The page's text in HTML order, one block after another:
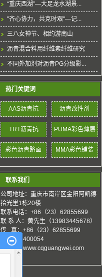
“重庆西湖”—大足龙水湖景...
"齐心协力，共克时艰"—记...
三八女神节、相约游南山
沥青混合料用纤维素纤维研究
不同外加剂对沥青PG分级影...
热门关键词
AAS沥青抗 沥青改性剂
TRT沥青抗 PUMA彩色薄层
彩色沥青路面 MMA彩色铺装
联系我们
公司地址：重庆市南岸区金阳阿凯德
拾光里1栋20楼
联系电话：+86（23）62855699
联 系 人：黄先生（13983445678）
传 真：+86（23）62855699
邮 编：400054
网 址：www.cqguangwei.com